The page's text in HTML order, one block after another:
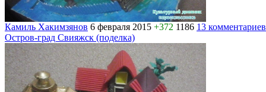
Камиль Хакимзянов 6 февраля 2015 +372 1186 13 комментариев
Остров-град Свияжск (поделка)